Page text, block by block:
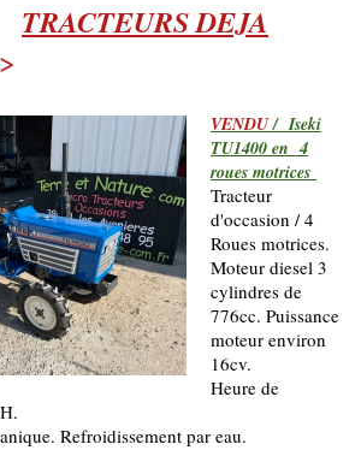
TRACTEURS DEJA
VENDU/ Iseki
TU1400 en 4
roues motrices
Tracteur
d'occasion / 4
Roues motrices.
Moteur diesel 3
cylindres de
776cc. Puissance
moteur environ
16cv.
Heure de
Refroidissement par eau.